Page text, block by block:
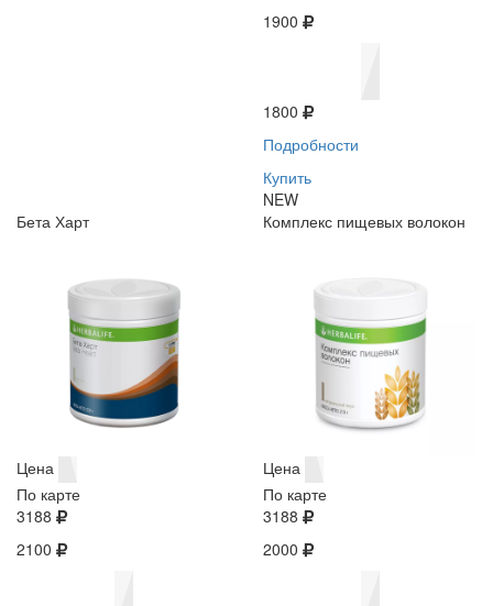
1900
1800
Подробности
Купить
NEW
Бета Харт
Цена
По карте
3188
2100
Комплекс пищевых волокон
Цена
По карте
3188
2000